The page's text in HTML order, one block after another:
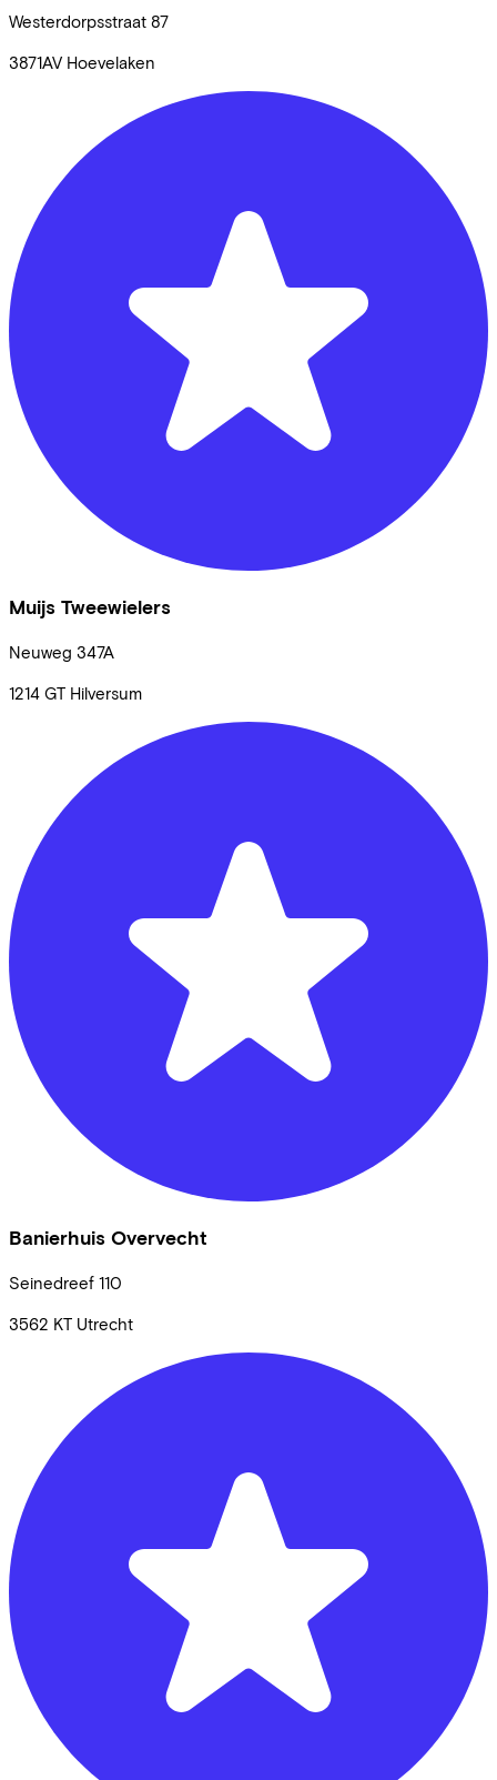
Westerdorpsstraat 87
3871AV Hoevelaken
Muijs Tweewielers
Neuweg 347A
1214 GT Hilversum
Banierhuis Overvecht
Seinedreef 110
3562 KT Utrecht